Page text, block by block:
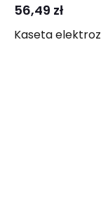
56,49 zł
Kaseta